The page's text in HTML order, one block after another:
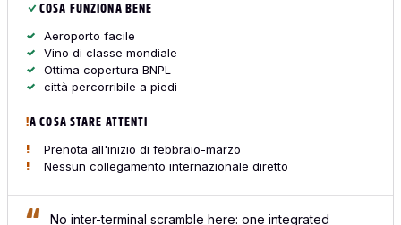
COSA FUNZIONA BENE
Aeroporto facile
Vino di classe mondiale
Ottima copertura BNPL
città percorribile a piedi
A COSA STARE ATTENTI
Prenota all'inizio di febbraio-marzo
Nessun collegamento internazionale diretto
No inter-terminal scramble here: one integrated